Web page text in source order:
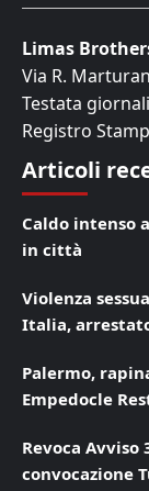
Limas
Via R.
Testata
Registro
Articoli
Caldo intenso
in città
Violenza
Italia,
Palermo,
Empedocle
Revoca
convocazione